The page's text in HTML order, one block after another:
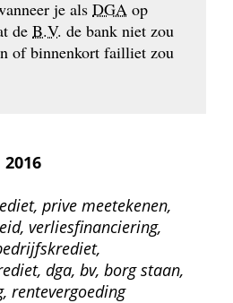
je als DGA op
de B.V. de bank niet zou
of binnenkort failliet zou
prive meetekenen,
verliesfinanciering,
dga, bv, borg staan,
rentevergoeding